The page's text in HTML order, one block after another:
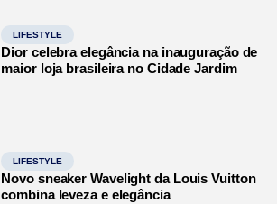
LIFESTYLE
Dior celebra elegância na inauguração de
maior loja brasileira no Cidade Jardim
LIFESTYLE
Novo sneaker Wavelight da Louis Vuitton
combina leveza e elegância